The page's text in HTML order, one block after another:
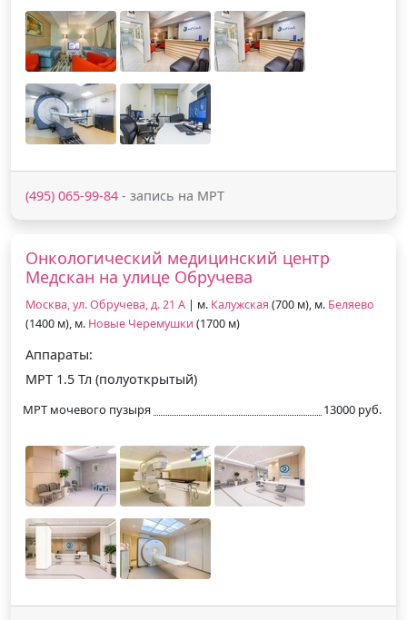
(495) 065-99-84 - запись на МРТ
Онкологический медицинский центр
Медскан на улице Обручева
Москва, ул. Обручева, д. 21 А | м. Калужская (700 м), м. Беляево
(1400 м), м. Новые Черемушки (1700 м)
Аппараты:
МРТ 1.5 Тл (полуоткрытый)
МРТ мочевого пузыря 13000 руб.